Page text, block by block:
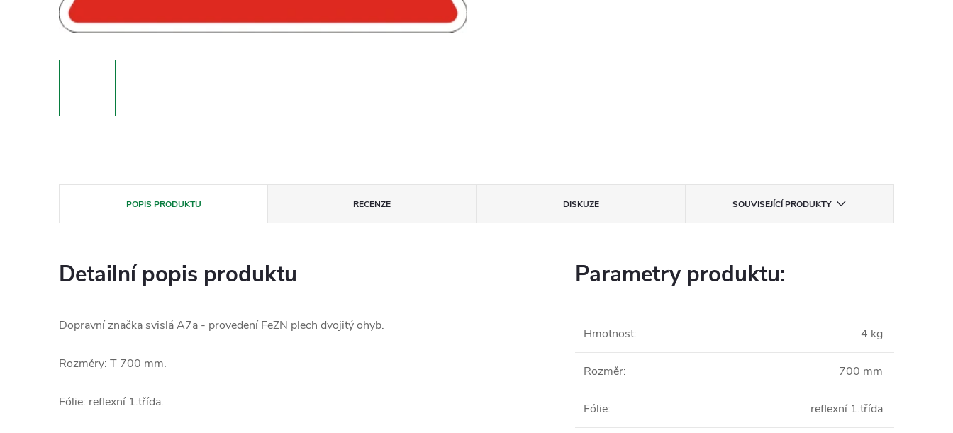
POPIS PRODUKTU RECENZE DISKUZE SOUVISEJÍCÍ PRODUKTY
Detailní popis produktu
Dopravní značka svislá A7a - provedení FeZN plech dvojitý ohyb.
Rozměry: T 700 mm.
Fólie: reflexní 1.třída.
Parametry produktu:
Hmotnost: 4 kg
Rozměr: 700 mm
Fólie: reflexní 1.třída